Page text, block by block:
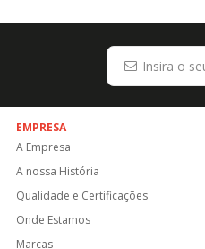
EMPRESA
A Empresa
A nossa História
Qualidade e Certificações
Onde Estamos
Marcas